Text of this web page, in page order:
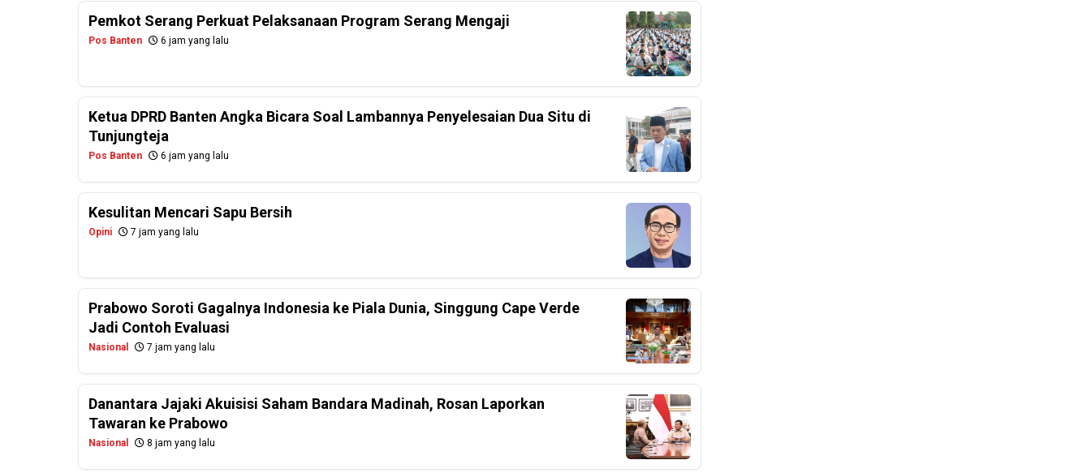
Pemkot Serang Perkuat Pelaksanaan Program Serang Mengaji
Pos Banten 6 jam yang lalu
Ketua DPRD Banten Angka Bicara Soal Lambannya Penyelesaian Dua Situ di
Tunjungteja
Pos Banten 6 jam yang lalu
Kesulitan Mencari Sapu Bersih
Opini 7 jam yang lalu
Prabowo Soroti Gagalnya Indonesia ke Piala Dunia, Singgung Cape Verde
Jadi Contoh Evaluasi
Nasional 7 jam yang lalu
Danantara Jajaki Akuisisi Saham Bandara Madinah, Rosan Laporkan
Tawaran ke Prabowo
Nasional 8 jam yang lalu